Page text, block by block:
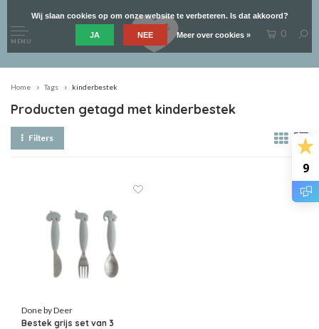
9
MENU
0
Home Tags kinderbestek
Producten getagd met kinderbestek
Filters
Done by Deer
Bestek grijs set van 3
Wij slaan cookies op om onze website te verbeteren. Is dat akkoord?
JA NEE Meer over cookies »